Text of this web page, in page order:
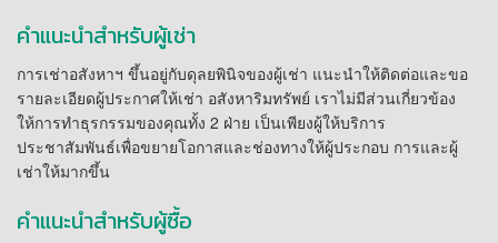
คำแนะนำสำหรับผู้เช่า
การเช่าอสังหาฯ ขึ้นอยู่กับดุลยพินิจของผู้เช่า แนะนำให้ติดต่อและขอ
รายละเอียดผู้ประกาศให้เช่า อสังหาริมทรัพย์ เราไม่มีส่วนเกี่ยวข้อง
ให้การทำธุรกรรมของคุณทั้ง 2 ฝ่าย เป็นเพียงผู้ให้บริการ
ประชาสัมพันธ์เพื่อขยายโอกาสและช่องทางให้ผู้ประกอบ การและผู้
เช่าให้มากขึ้น
คำแนะนำสำหรับผู้ซื้อ